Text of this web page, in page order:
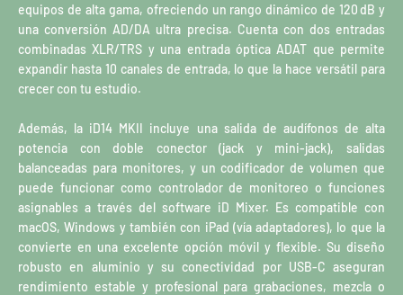
equipos de alta gama, ofreciendo un rango dinámico de 120 dB y
una conversión AD/DA ultra precisa. Cuenta con dos entradas
combinadas XLR/TRS y una entrada óptica ADAT que permite
expandir hasta 10 canales de entrada, lo que la hace versátil para
crecer con tu estudio.
Además, la iD14 MKII incluye una salida de audífonos de alta
potencia con doble conector (jack y mini-jack), salidas
balanceadas para monitores, y un codificador de volumen que
puede funcionar como controlador de monitoreo o funciones
asignables a través del software iD Mixer. Es compatible con
macOS, Windows y también con iPad (vía adaptadores), lo que la
convierte en una excelente opción móvil y flexible. Su diseño
robusto en aluminio y su conectividad por USB-C aseguran
rendimiento estable y profesional para grabaciones, mezcla o